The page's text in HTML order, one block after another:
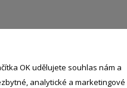
OK udělujete souhlas nám a
analytické a marketingové